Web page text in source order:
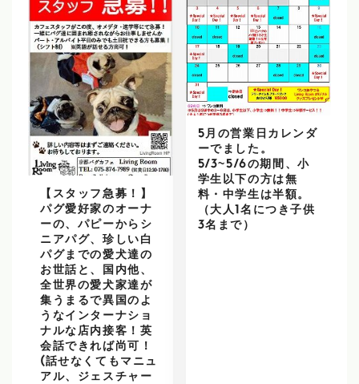
【スタッフ急募！】
パグ愛好家のオーナ
ーの、パピーからシ
ニアパグ、珍しい白
パグまでの愛犬達の
お世話と、国内他、
全世界の愛犬家達が
集うまるで異国のよ
うなインターナショ
ナルな店内接客！英
会話できれば尚可！
(話せなくてもマニュ
アル、ジェスチャー
5月の営業日カレンダ
ーでました。
5/3~5/6の期間、小
学生以下の方は無
料・中学生は半額。
（大人1名につき子供
3名まで）